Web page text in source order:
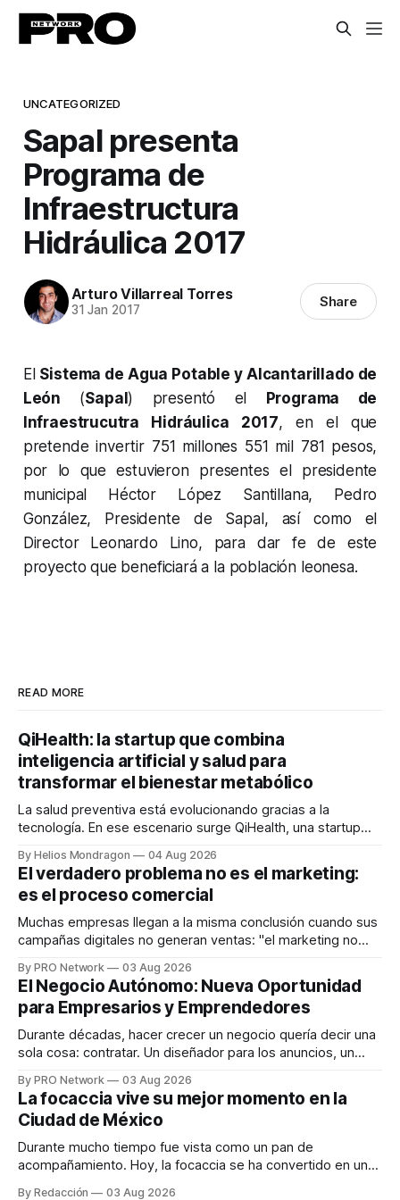
UNCATEGORIZED
Sapal presenta
Programa de
Infraestructura
Hidráulica 2017
Arturo Villarreal Torres
31 Jan 2017 Share
El Sistema de Agua Potable y Alcantarillado de
León (Sapal) presentó el Programa de
Infraestrucutra Hidráulica 2017, en el que
pretende invertir 751 millones 551 mil 781 pesos,
por lo que estuvieron presentes el presidente
municipal Héctor López Santillana, Pedro
González, Presidente de Sapal, así como el
Director Leonardo Lino, para dar fe de este
proyecto que beneficiará a la población leonesa.
READ MORE
QiHealth: la startup que combina
inteligencia artificial y salud para
transformar el bienestar metabólico
La salud preventiva está evolucionando gracias a la
tecnología. En ese escenario surge QiHealth, una startup
dispositivos inteligentes, inteligencia artificial y monitoreo
en tiempo real para ayudar a las personas a tomar mejores
decisiones sobre su salud metabólica. Su propuesta busca
responder
By Helios Mondragon 04 Aug 2026
El verdadero problema no es el marketing:
es el proceso comercial
Muchas empresas llegan a la misma conclusión cuando sus
campañas digitales no generan ventas: "el marketing no
INTERIUS, el problema suele estar en otro lugar. Durante
una entrevista para el podcast SER PRO, el especialista en
marketing digital explicó que
By PRO Network 03 Aug 2026
El Negocio Autónomo: Nueva Oportunidad
para Empresarios y Emprendedores
Durante décadas, hacer crecer un negocio quería decir una
sola cosa: contratar. Un diseñador para los anuncios, un
para los textos, alguien que supiera de publicidad digital
para encontrar prospectos, un vendedor para atender
llamadas y mensajes, y —con suerte— una persona
By PRO Network 03 Aug 2026
La focaccia vive su mejor momento en la
Ciudad de México
Durante mucho tiempo fue vista como un pan de
acompañamiento. Hoy, la focaccia se ha convertido en uno
By Redacción 03 Aug 2026